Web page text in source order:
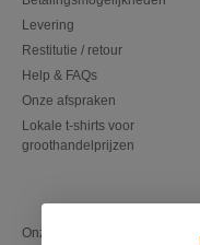
Levering
Restitutie / retour
Help & FAQs
Onze afspraken
Lokale t-shirts voor
groothandelprijzen
Onze financiële partners